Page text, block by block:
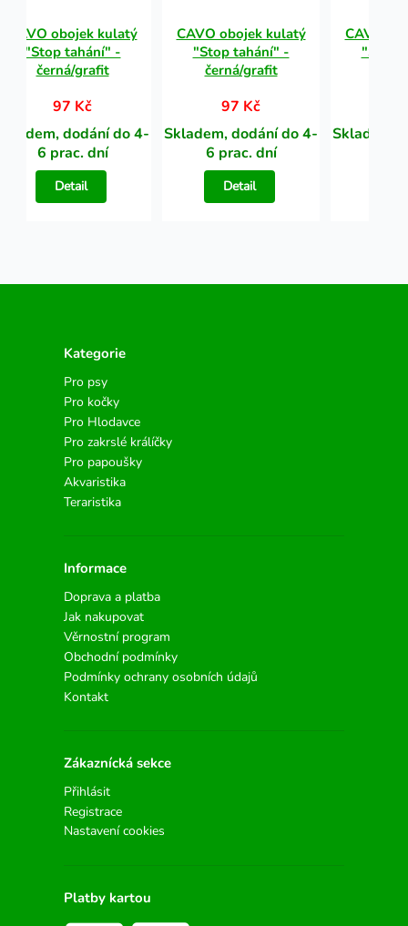
CAVO obojek kulatý
"Stop tahání" -
černá/grafit
97 Kč
dodání do 4-
6 prac. dní
Detail
CAVO obojek kulatý
"Stop tahání" -
černá/grafit
97 Kč
Skladem, dodání do 4-
6 prac. dní
Detail
CAVO
"Stop
Skladem,
Kategorie
Pro psy
Pro kočky
Pro Hlodavce
Pro zakrslé králíčky
Pro papoušky
Akvaristika
Teraristika
Informace
Doprava a platba
Jak nakupovat
Věrnostní program
Obchodní podmínky
Podmínky ochrany osobních údajů
Kontakt
Zákaznícká sekce
Přihlásit
Registrace
Nastavení cookies
Platby kartou